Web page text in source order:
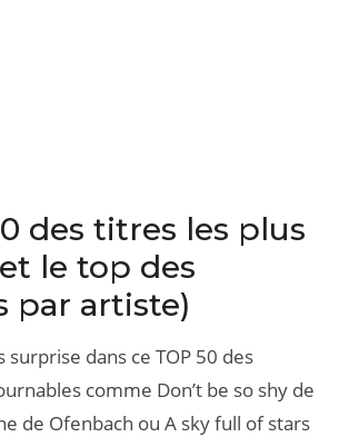
des titres les plus
le top des
par artiste)
dans ce TOP 50 des
comme Don’t be so shy de
de Ofenbach ou A sky full of stars